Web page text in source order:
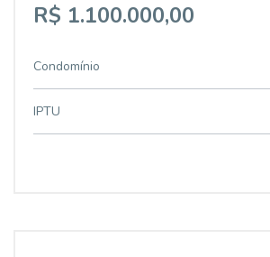
R$ 1.100.000,00
Condomínio
IPTU